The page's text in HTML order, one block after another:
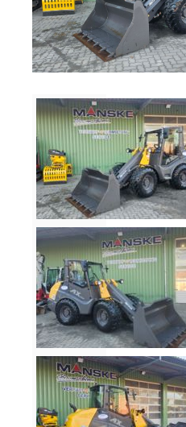
Vibrationstechnik
Kommunaltechnik
Anbaugeräte
Sonstiges
Sonderaktionen
Aktionen
und
Angebote
Anfahrt